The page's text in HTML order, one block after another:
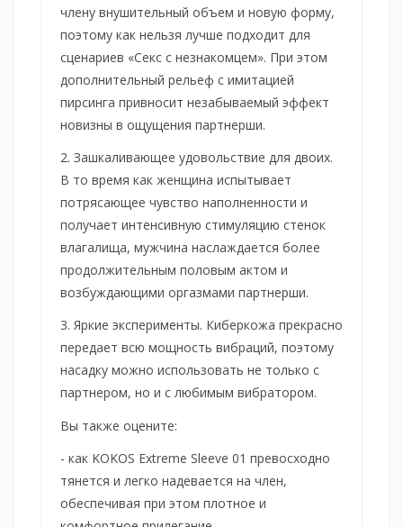
члену внушительный объем и новую форму,
поэтому как нельзя лучше подходит для
сценариев «Секс с незнакомцем». При этом
дополнительный рельеф с имитацией
пирсинга привносит незабываемый эффект
новизны в ощущения партнерши.
2. Зашкаливающее удовольствие для двоих.
В то время как женщина испытывает
потрясающее чувство наполненности и
получает интенсивную стимуляцию стенок
влагалища, мужчина наслаждается более
продолжительным половым актом и
возбуждающими оргазмами партнерши.
3. Яркие эксперименты. Киберкожа прекрасно
передает всю мощность вибраций, поэтому
насадку можно использовать не только с
партнером, но и с любимым вибратором.
Вы также оцените:
- как KOKOS Extreme Sleeve 01 превосходно
тянется и легко надевается на член,
обеспечивая при этом плотное и